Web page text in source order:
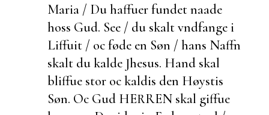
Maria / Du haffuer fundet naade
hoss Gud. See / du skalt vndfange i
Liffuit / oc føde en Søn / hans Naffn
skalt du kalde Jhesus. Hand skal
bliffue stor oc kaldis den Høystis
Søn. Oc Gud HERREN skal giffue